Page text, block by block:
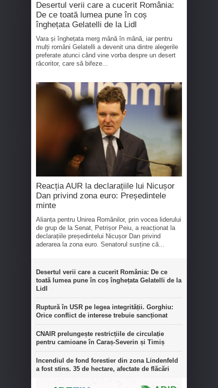
Desertul verii care a cucerit România:
De ce toată lumea pune în coș
înghețata Gelatelli de la Lidl
Vara și înghețata merg mână în mână, iar pentru
mulți români Gelatelli a devenit una dintre alegerile
preferate atunci când vine vorba despre un desert
răcoritor, care să bifeze...
Reacția AUR la declarațiile lui Nicușor
Dan privind zona euro: Președintele
minte
Alianța pentru Unirea Românilor, prin vocea liderului
de grup de la Senat, Petrișor Peiu, a reacționat la
declarațiile președintelui Nicușor Dan privind
aderarea la zona euro. Senatorul susține că...
Desertul verii care a cucerit România: De ce
toată lumea pune în coș înghețata Gelatelli de la
Lidl
Ruptură în USR pe legea integrității. Gorghiu:
Orice conflict de interese trebuie sancționat
CNAIR prelungește restricțiile de circulație
pentru camioane în Caraș-Severin și Timiș
Incendiul de fond forestier din zona Lindenfeld
a fost stins. 35 de hectare, afectate de flăcări